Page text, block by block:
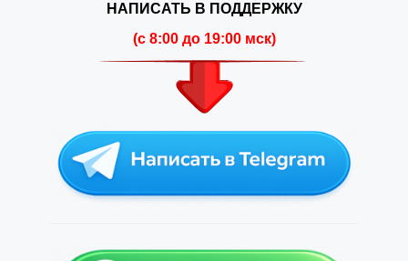
НАПИСАТЬ В ПОДДЕРЖКУ
(c 8:00 до 19:00 мск)